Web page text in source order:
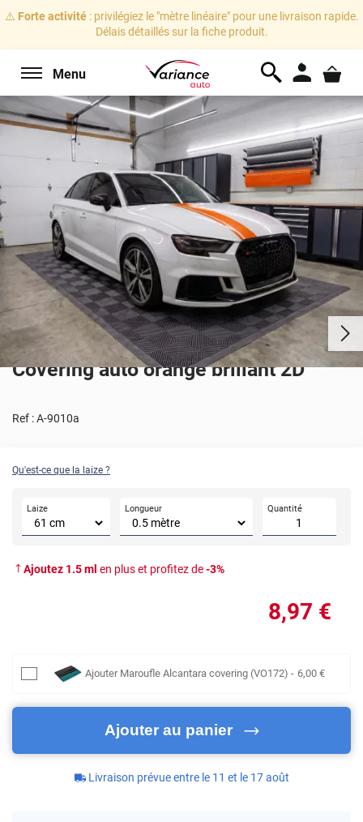
⚠️ Forte activité: privilégiez le "mètre linéaire" pour une livraison rapide.
Délais détaillés sur la fiche produit.
Menu
Covering auto orange brillant 2D
Ref :A-9010a
Qu'est-ce que la laize ?
Laize Longueur Quantité
Ajoutez 1.5ml en plus et profitez de-3%
8,97 €
Ajouter Maroufle Alcantara covering (VO172) - 6,00 €
Ajouter au panier
Livraison prévue entre le 11 et le 17 août